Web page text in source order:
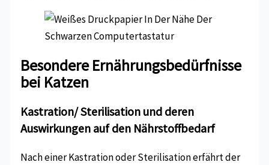
Besondere Ernährungsbedürfnisse
bei Katzen
Kastration/ Sterilisation und deren
Auswirkungen auf den Nährstoffbedarf
Nach einer Kastration oder Sterilisation erfährt der